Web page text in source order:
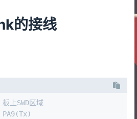
的接线
U	->	板上SWD区域
Rx	->	PA9(Tx)